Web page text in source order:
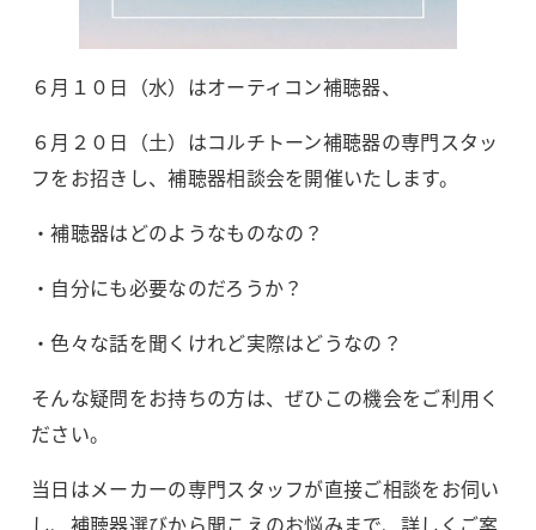
６月１０日（水）はオーティコン補聴器、
６月２０日（土）はコルチトーン補聴器の専門スタッ
フをお招きし、補聴器相談会を開催いたします。
・補聴器はどのようなものなの？
・自分にも必要なのだろうか？
・色々な話を聞くけれど実際はどうなの？
そんな疑問をお持ちの方は、ぜひこの機会をご利用く
ださい。
当日はメーカーの専門スタッフが直接ご相談をお伺い
し、補聴器選びから聞こえのお悩みまで、詳しくご案